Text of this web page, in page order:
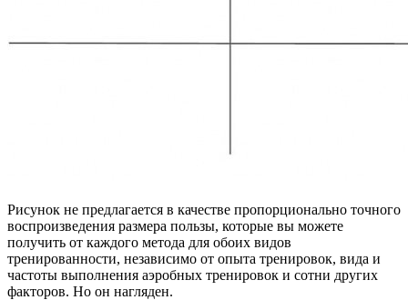
Рисунок не предлагается в качестве пропорционально точного
воспроизведения размера пользы, которые вы можете
получить от каждого метода для обоих видов
тренированности, независимо от опыта тренировок, вида и
частоты выполнения аэробных тренировок и сотни других
факторов. Но он нагляден.